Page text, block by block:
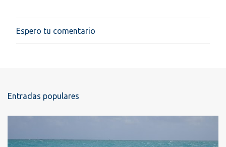
P
r
n
m
Espero tu comentario
Entradas populares